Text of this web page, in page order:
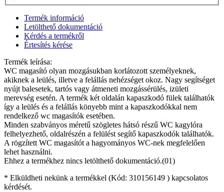
Termék információ
Letölthető dokumentáció
Kérdés a termékről
Értesítés kérése
Termék leírása:
WC magasító olyan mozgásukban korlátozott személyeknek,
akiknek a leülés, illetve a felállás nehézséget okoz. Nagy segítséget
nyújt balesetek, tartós vagy átmeneti mozgássérülés, izületi
merevség esetén. A termék két oldalán kapaszkodó fülek találhatók
így a leülés és a felállás könyebb mint a kapaszkodókkal nem
rendelkező wc magasítók esetében.
Minden szabványos méretű szögletes hátsó részű WC kagylóra
felhelyezhető, oldalrészén a felülést segítő kapaszkodók találhatók.
A rögzített WC magasítót a hagyományos WC-nek megfelelően
lehet használni.
Ehhez a termékhez nincs letölthető dokumentáció.(01)
* Elküldheti nekünk a termékkel (Kód: 310156149 ) kapcsolatos
kérdését.